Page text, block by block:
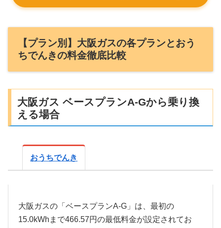
【プラン別】大阪ガスの各プランとおう
ちでんきの料金徹底比較
大阪ガス ベースプランA-Gから乗り換
える場合
おうちでんき
大阪ガスの「ベースプランA-G」は、最初の
15.0kWhまで466.57円の最低料金が設定されてお